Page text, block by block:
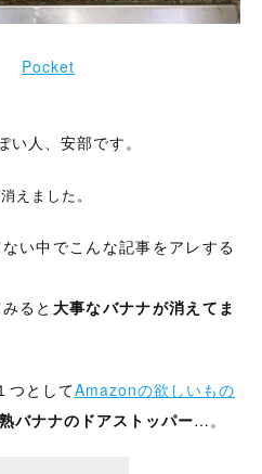
Pocket
人、安部です。
えました。
い中でこんな記事をアレする
ると 大事なバナナが消えてま
つとしてAmazonの欲しいもの
バナナのドアストッパー…。